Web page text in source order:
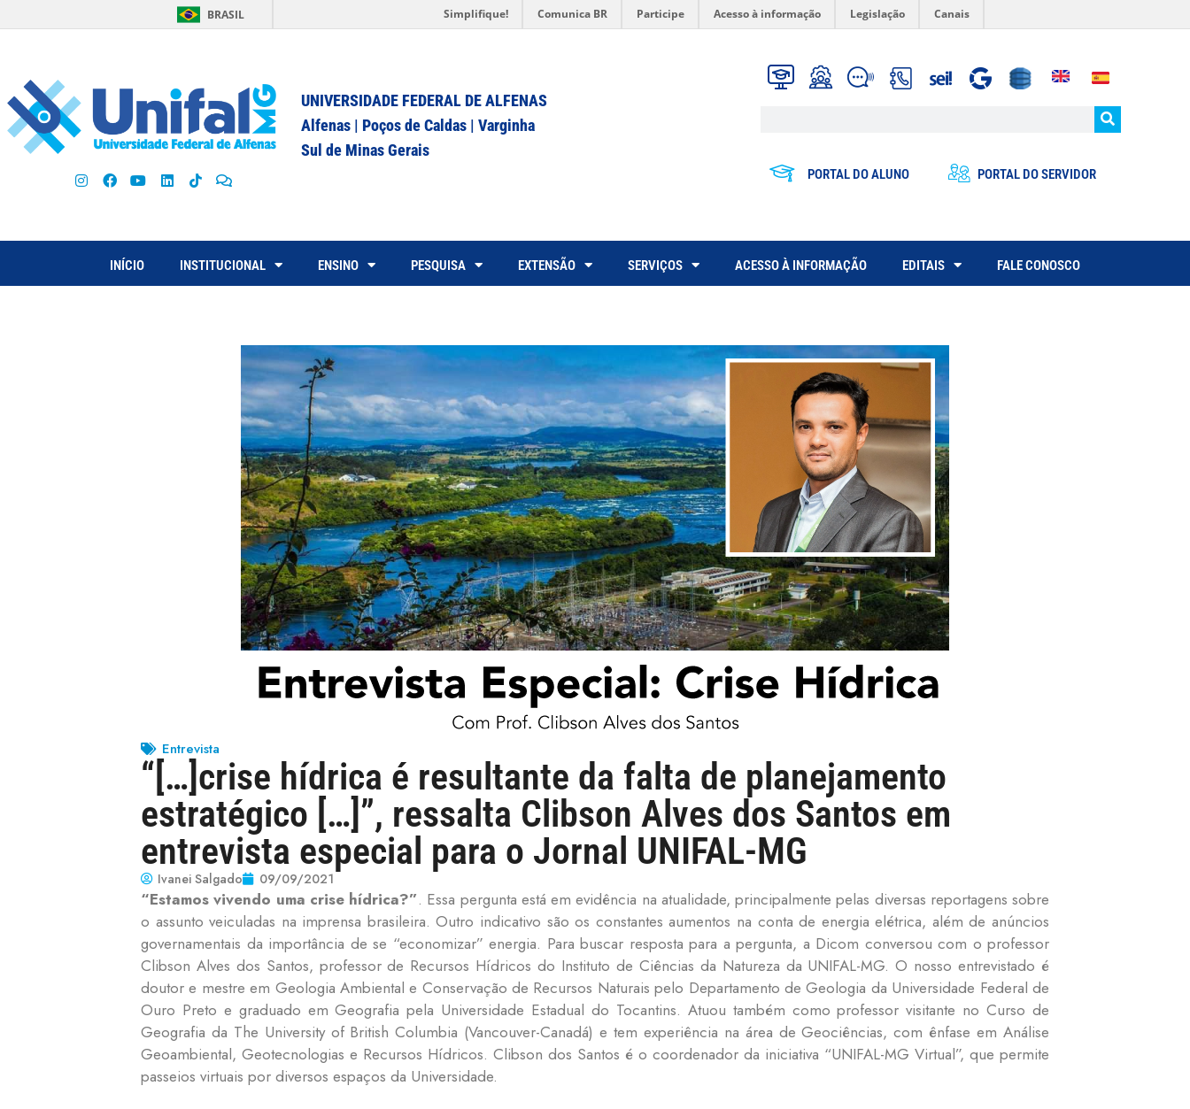
BRASIL Simplifique! Comunica BR Participe Acesso à informação Legislação Canais
UNIVERSIDADE FEDERAL DE ALFENAS
Alfenas | Poços de Caldas | Varginha
Sul de Minas Gerais
PORTAL DO ALUNO PORTAL DO SERVIDOR
INÍCIO INSTITUCIONAL ENSINO PESQUISA EXTENSÃO SERVIÇOS ACESSO À INFORMAÇÃO EDITAIS FALE CONOSCO
Entrevista
“[…]crise hídrica é resultante da falta de planejamento
estratégico […]”, ressalta Clibson Alves dos Santos em
entrevista especial para o Jornal UNIFAL-MG
Ivanei Salgado 09/09/2021
“Estamos vivendo uma crise hídrica?”. Essa pergunta está em evidência na atualidade, principalmente pelas diversas reportagens sobre
o assunto veiculadas na imprensa brasileira. Outro indicativo são os constantes aumentos na conta de energia elétrica, além de anúncios
governamentais da importância de se “economizar” energia. Para buscar resposta para a pergunta, a Dicom conversou com o professor
Clibson Alves dos Santos, professor de Recursos Hídricos do Instituto de Ciências da Natureza da UNIFAL-MG. O nosso entrevistado é
doutor e mestre em Geologia Ambiental e Conservação de Recursos Naturais pelo Departamento de Geologia da Universidade Federal de
Ouro Preto e graduado em Geografia pela Universidade Estadual do Tocantins. Atuou também como professor visitante no Curso de
Geografia da The University of British Columbia (Vancouver-Canadá) e tem experiência na área de Geociências, com ênfase em Análise
Geoambiental, Geotecnologias e Recursos Hídricos. Clibson dos Santos é o coordenador da iniciativa “UNIFAL-MG Virtual”, que permite
passeios virtuais por diversos espaços da Universidade.